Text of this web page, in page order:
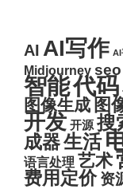
AI AI写作 AI
Midjourney seo
智能代码
图像生成 图
开发 开源 搜
成器生活
语言处理 艺术
费用定价 资